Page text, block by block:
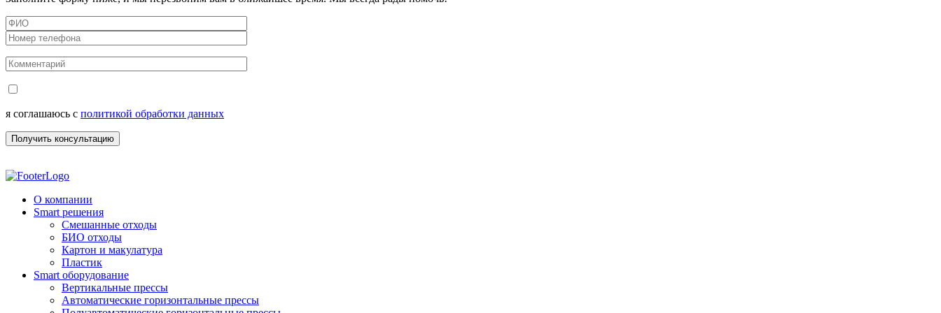
я соглашаюсь с политикой обработки данных
О компании
Smart решения
Смешанные отходы
БИО отходы
Картон и макулатура
Пластик
Smart оборудование
Вертикальные прессы
Автоматические горизонтальные прессы